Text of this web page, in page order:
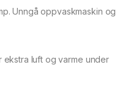
Unngå oppvaskmaskin og
luft og varme under